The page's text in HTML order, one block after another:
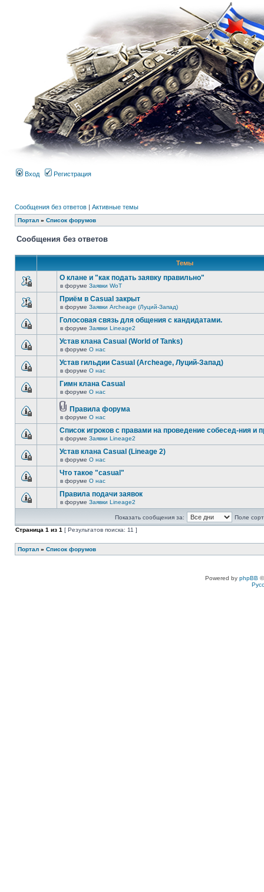
Вход Регистрация
Сообщения без ответов | Активные темы
Портал » Список форумов
Сообщения без ответов
Темы
О клане и "как подать заявку правильно"
в форуме Заявки WoT
Приём в Casual закрыт
в форуме Заявки Archeage (Луций-Запад)
Голосовая связь для общения с кандидатами.
в форуме Заявки Lineage2
Устав клана Casual (World of Tanks)
в форуме О нас
Устав гильдии Casual (Archeage, Луций-Запад)
в форуме О нас
Гимн клана Casual
в форуме О нас
Правила форума
в форуме О нас
Список игроков с правами на проведение собесед-ния и
в форуме Заявки Lineage2
Устав клана Casual (Lineage 2)
в форуме О нас
Что такое "casual"
в форуме О нас
Правила подачи заявок
в форуме Заявки Lineage2
Показать сообщения за:
Поле
Страница 1 из 1 [ Результатов поиска: 11 ]
Портал » Список форумов
Powered by phpBB